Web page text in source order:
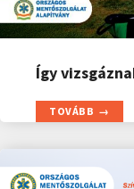
Így
TOVÁBB